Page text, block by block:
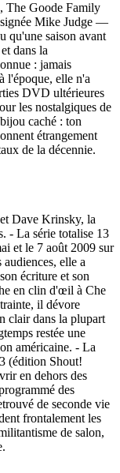
The Goode Family
signée Mike Judge —
qu'une saison avant
dans la
: jamais
l'époque, elle n'a
DVD ultérieures
les nostalgiques de
caché : ton
étrangement
de la décennie.
Dave Krinsky, la
- La série totalise 13
et le 7 août 2009 sur
elle a
écriture et son
en clin d'œil à Che
il dévore
clair dans la plupart
restée une
américaine. - La
(édition Shout!
en dehors des
des
de seconde vie
frontalement les
de salon,